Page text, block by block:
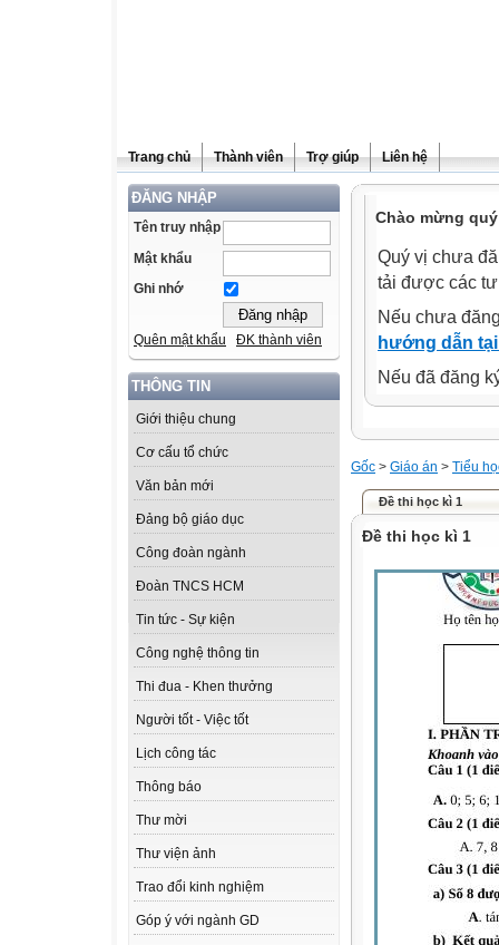
Trang chủ Thành viên Trợ giúp Liên hệ
ĐĂNG NHẬP
Tên truy nhập
Mật khẩu
Ghi nhớ
Quên mật khẩu ĐK thành viên
THÔNG TIN
Giới thiệu chung
Cơ cấu tổ chức
Văn bản mới
Đảng bộ giáo dục
Công đoàn ngành
Đoàn TNCS HCM
Tin tức - Sự kiện
Công nghệ thông tin
Thi đua - Khen thưởng
Người tốt - Việc tốt
Lịch công tác
Thông báo
Thư mời
Thư viện ảnh
Trao đổi kinh nghiệm
Góp ý với ngành GD
Chào mừng
Quý vị chưa
tải được các
Nếu chưa
hướng dẫn
Nếu đã đăng
Gốc > Giáo án > Tiểu
Đề thi học kì 1
Đề thi học kì 1